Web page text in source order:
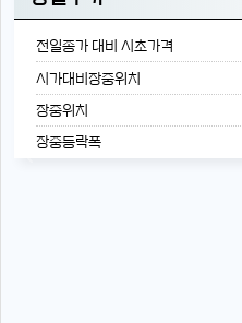
전일종가 대비 시초가격
시가대비장중위치
장중위치
장중등락폭